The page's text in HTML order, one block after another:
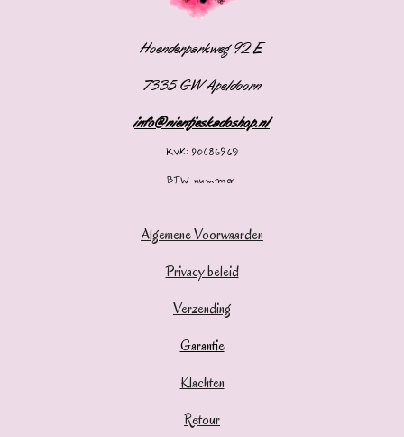
Hoenderparkweg 92 E
7335 GW Apeldoorn
info@nientjeskadoshop.nl
KVK: 90686969
BTW-nummer
Algemene Voorwaarden
Privacy beleid
Verzending
Garantie
Klachten
Retour